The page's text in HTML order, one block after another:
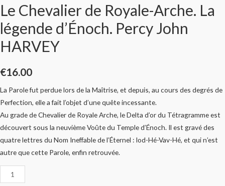
Le Chevalier de Royale-Arche. La
légende d’Énoch. Percy John
HARVEY
€16.00
La Parole fut perdue lors de la Maîtrise, et depuis, au cours des degrés de
Perfection, elle a fait l’objet d’une quête incessante.
Au grade de Chevalier de Royale Arche, le Delta d’or du Tétragramme est
découvert sous la neuvième Voûte du Temple d’Énoch. Il est gravé des
quatre lettres du Nom Ineffable de l’Éternel : Iod-Hé-Vav-Hé, et qui n’est
autre que cette Parole, enfin retrouvée.